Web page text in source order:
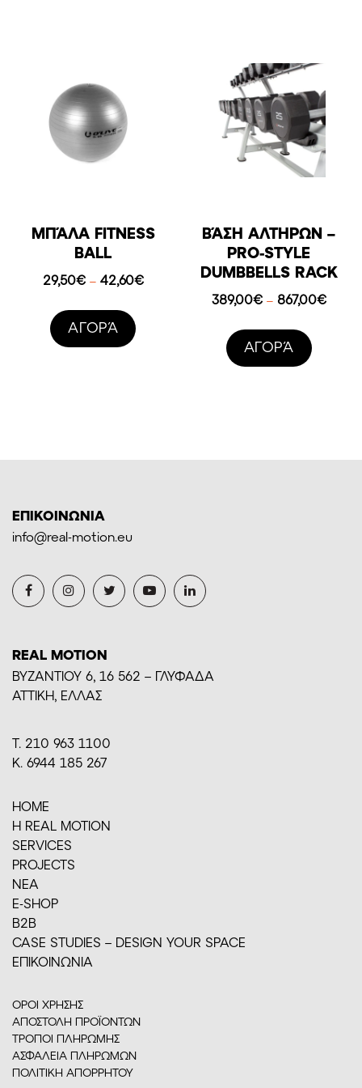
ΜΠΆΛΑ FITNESS
BALL
29,50€ – 42,60€Price
AΓΟΡΆ
ΒΆΣΗ ΑΛΤΉΡΩΝ –
PRO-STYLE
DUMBBELLS RACK
389,00€ – 867,00€Price
AΓΟΡΆ
ΕΠΙΚΟΙΝΩΝΙΑ
info@real-motion.eu
REAL MOTION
BYZANTIOY 6, 16 562 – ΓΛΥΦΑΔΑ
ΑΤΤΙΚΗ, ΕΛΛΑΣ
Τ. 210 963 1100
Κ. 6944 185 267
HOME
H REAL MOTION
SERVICES
PROJECTS
ΝΕΑ
E-SHOP
Β2Β
CASE STUDIES – DESIGN YOUR SPACE
ΕΠΙΚΟΙΝΩΝΙΑ
ΟΡΟΙ ΧΡΗΣΗΣ
ΑΠΟΣΤΟΛΗ ΠΡΟΪΟΝΤΩΝ
ΤΡΟΠΟΙ ΠΛΗΡΩΜΗΣ
ΑΣΦΑΛΕΙΑ ΠΛΗΡΩΜΩΝ
ΠΟΛΙΤΙΚΗ ΑΠΟΡΡΗΤΟΥ